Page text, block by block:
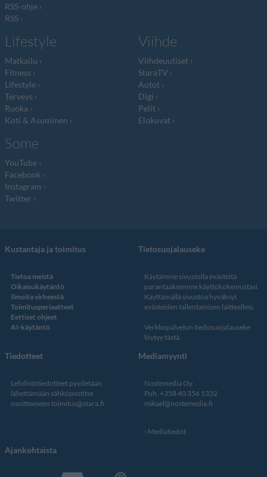
RSS-ohje
RSS
Lifestyle
Matkailu
Fitness
Lifestyle
Terveys
Ruoka
Koti & Asuminen
Viihde
Viihdeuutiset
StaraTV
Autot
Digi
Pelit
Elokuvat
Some
YouTube
Facebook
Instagram
Twitter
Kustantaja ja toimitus
Tietoa meistä
Oikaisukäytäntö
Ilmoita virheestä
Toimitusperiaatteet
Eettiset ohjeet
AI-käytäntö
Tietosuojalauseke
Käytämme sivustolla evästeitä
parantaaksemme käyttökokemustasi.
Käyttämällä sivustoa hyväksyt
evästeiden tallentamisen laitteellesi.
Verkkopalvelun tiedosuojalauseke
löytyy tästä
Tiedotteet
Lehdistötiedotteet pyydetään
lähettämään sähköpostitse
osoitteeseen toimitus@stara.fi
Mediamyynti
Nostemedia Oy
Puh. +358 40 356 1332
mikael@nostemedia.fi
Mediatiedot
Ajankohtaista